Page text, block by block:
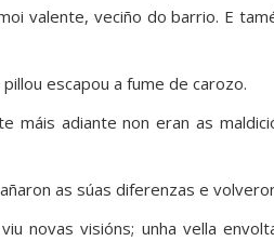
valente, veciño do barrio. E
escapou a fume de carozo.
máis adiante non eran as
as súas diferenzas e
novas visións; unha vella